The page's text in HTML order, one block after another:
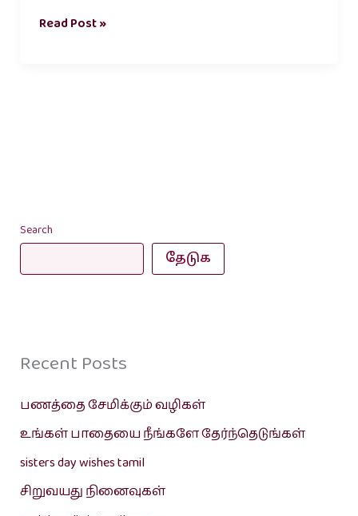
Read Post »
Search
தேடுக
Recent Posts
பணத்தை சேமிக்கும் வழிகள்
உங்கள் பாதையை நீங்களே தேர்ந்தெடுங்கள்
sisters day wishes tamil
சிறுவயது நினைவுகள்